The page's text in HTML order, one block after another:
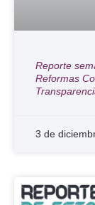
Reporte
Reformas
3 de